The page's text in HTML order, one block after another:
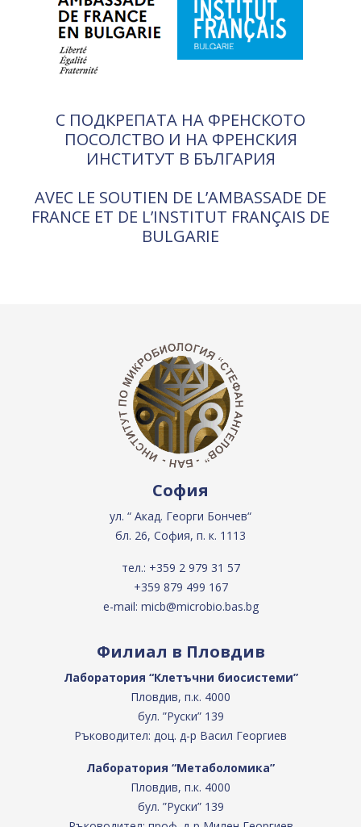
С ПОДКРЕПАТА НА ФРЕНСКОТО
ПОСОЛСТВО И НА ФРЕНСКИЯ
ИНСТИТУТ В БЪЛГАРИЯ
AVEC LE SOUTIEN DE L’AMBASSADE DE
FRANCE ET DE L’INSTITUT FRANÇAIS DE
BULGARIE
София
ул. “ Акад. Георги Бончев“
бл. 26, София, п. к. 1113
тел.: +359 2 979 31 57
+359 879 499 167
e-mail: micb@microbio.bas.bg
Филиал в Пловдив
Лаборатория “Клетъчни биосистеми”
Пловдив, п.к. 4000
бул. ”Руски” 139
Ръководител: доц. д-р Васил Георгиев
Лаборатория “Метаболомика”
Пловдив, п.к. 4000
бул. ”Руски” 139